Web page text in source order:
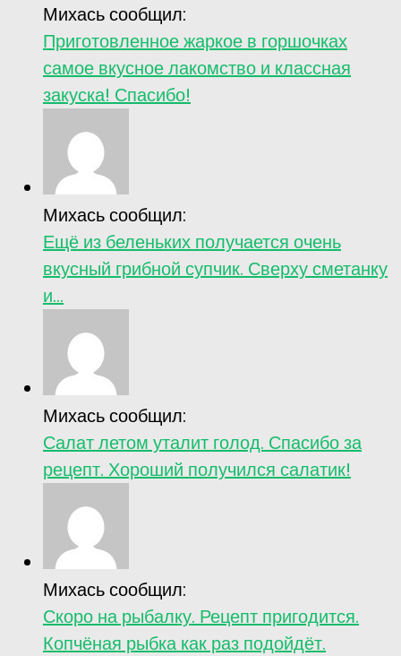
Михась сообщил:
Приготовленное жаркое в горшочках
самое вкусное лакомство и классная
закуска! Спасибо!
Михась сообщил:
Ещё из беленьких получается очень
вкусный грибной супчик. Сверху сметанку
и...
Михась сообщил:
Салат летом уталит голод. Спасибо за
рецепт. Хороший получился салатик!
Михась сообщил:
Скоро на рыбалку. Рецепт пригодится.
Копчёная рыбка как раз подойдёт.